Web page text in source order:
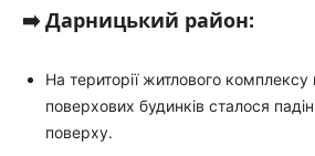
➡️ Дарницький район:
На території житлового
поверхових будинків сталося
поверху.